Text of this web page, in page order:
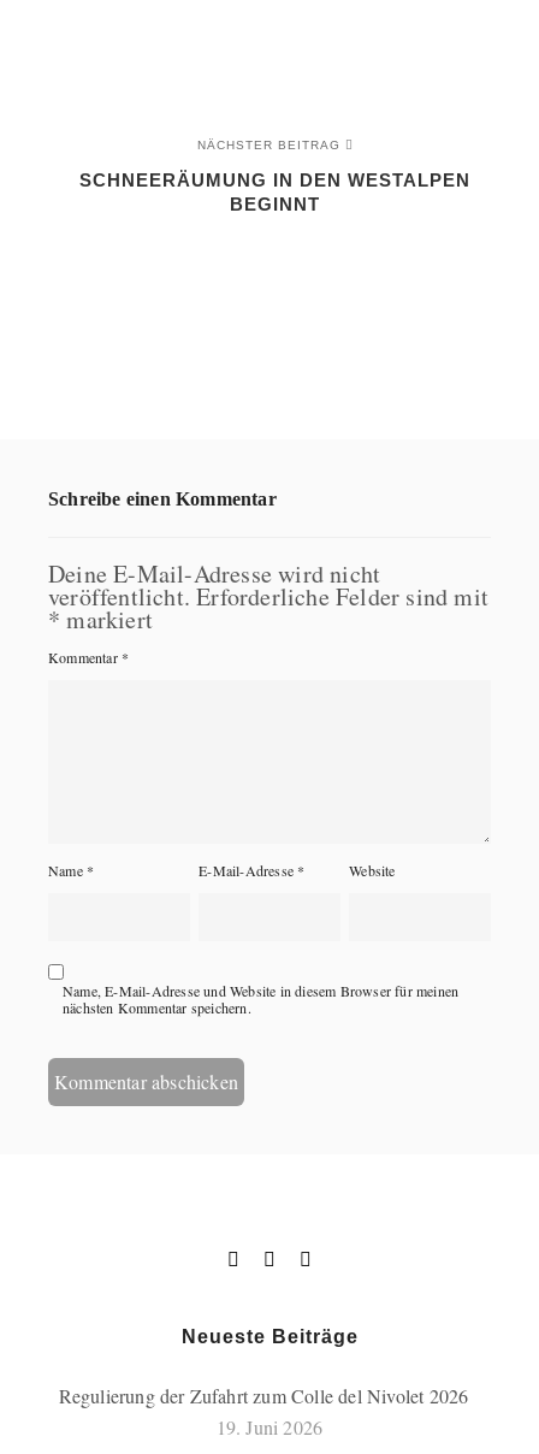
NÄCHSTER BEITRAG
SCHNEERÄUMUNG IN DEN WESTALPEN
BEGINNT
Schreibe einen Kommentar
Deine E-Mail-Adresse wird nicht
veröffentlicht. Erforderliche Felder sind mit
* markiert
Kommentar *
Name * E-Mail-Adresse * Website
Name, E-Mail-Adresse und Website in diesem Browser für meinen
nächsten Kommentar speichern.
Neueste Beiträge
Regulierung der Zufahrt zum Colle del Nivolet 2026
19. Juni 2026